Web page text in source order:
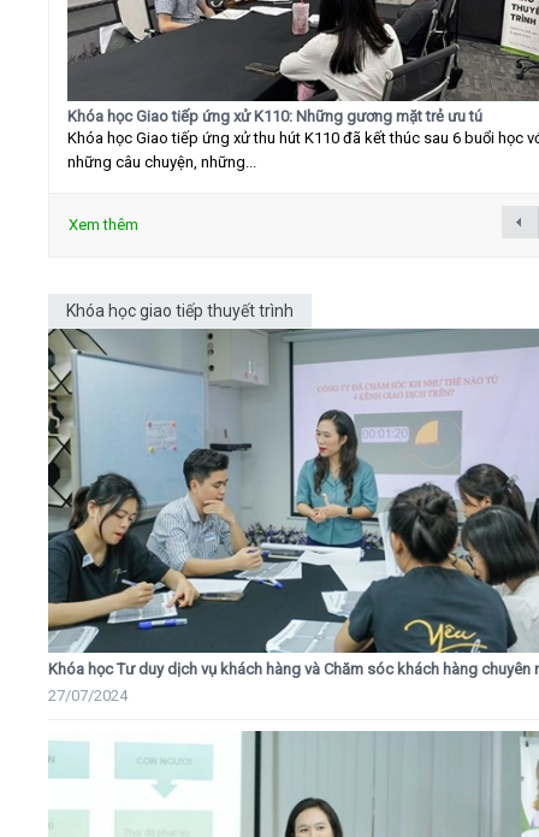
Khóa học Giao tiếp ứng xử K110: Những gương mặt trẻ ưu tú
Khóa học Giao tiếp ứng xử thu hút K110 đã kết thúc sau 6 buổi học
những câu chuyện, những...
Xem thêm
Khóa học giao tiếp thuyết trình
Khóa học Tư duy dịch vụ khách hàng và Chăm sóc khách hàng chuyên
27/07/2024